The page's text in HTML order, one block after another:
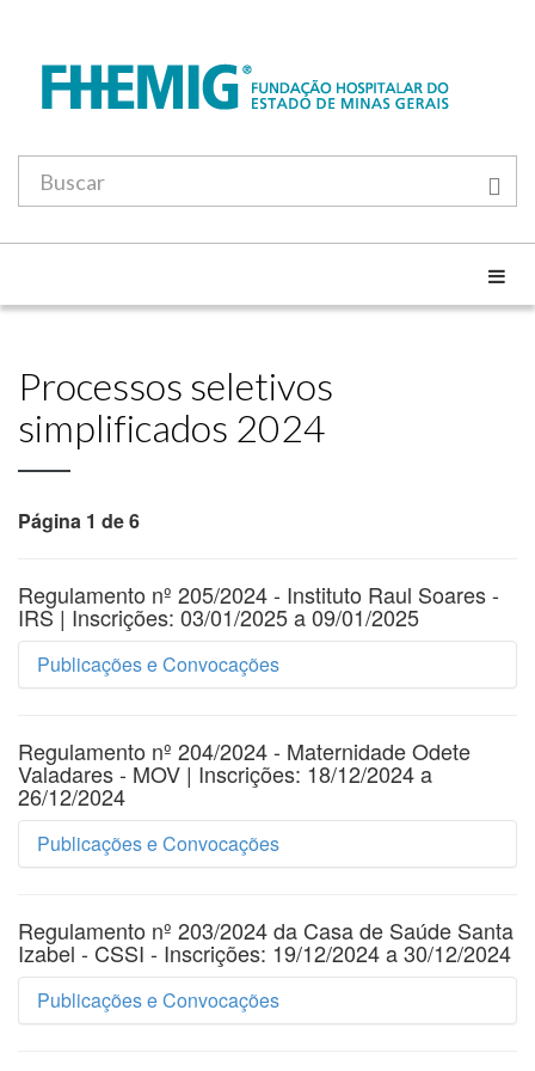
Processos seletivos
simplificados 2024
Página 1 de 6
Regulamento nº 205/2024 - Instituto Raul Soares -
IRS | Inscrições: 03/01/2025 a 09/01/2025
Publicações e Convocações
#
Título
Resultado Preliminar da 1ª Etapa - Análise
Selecionados para entrega de documentos de
Regulamento nº 205/2024 - Instituto Raul Soares -
Regulamento nº 204/2024 - Maternidade Odete
Valadares - MOV | Inscrições: 18/12/2024 a
26/12/2024
Publicações e Convocações
#
Título
Convocação Enfermeiro Intensivista - 40 Horas -
Regulamento nº 203/2024 da Casa de Saúde Santa
Izabel - CSSI - Inscrições: 19/12/2024 a 30/12/2024
Publicações e Convocações